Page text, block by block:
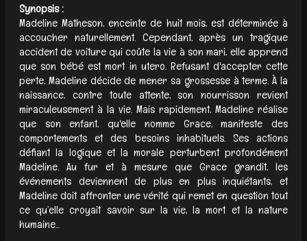
Synopsis :
Madeline Matheson, enceinte de huit mois, est déterminée à
accoucher naturellement. Cependant, après un tragique
accident de voiture qui coûte la vie à son mari, elle apprend
que son bébé est mort in utero. Refusant d'accepter cette
perte, Madeline décide de mener sa grossesse à terme. À la
naissance, contre toute attente, son nourrisson revient
miraculeusement à la vie. Mais rapidement, Madeline réalise
que son enfant, qu'elle nomme Grace, manifeste des
comportements et des besoins inhabituels. Ses actions
défiant la logique et la morale perturbent profondément
Madeline. Au fur et à mesure que Grace grandit, les
événements deviennent de plus en plus inquiétants, et
Madeline doit affronter une vérité qui remet en question tout
ce qu’elle croyait savoir sur la vie, la mort et la nature
humaine...